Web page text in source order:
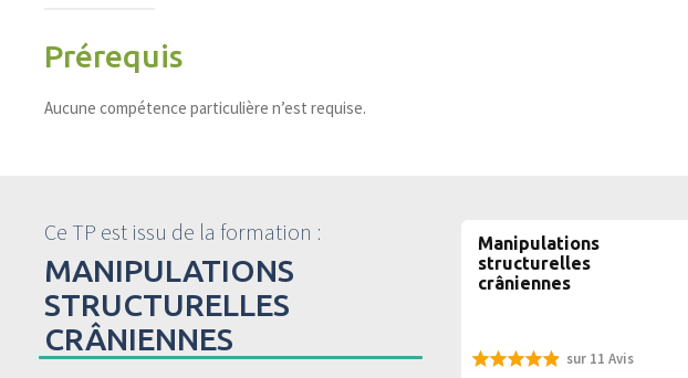
Prérequis
Aucune compétence particulière n’est requise.
Ce TP est issu de la formation :
MANIPULATIONS
STRUCTURELLES
CRÂNIENNES
Manipulations
structurelles
crâniennes
sur 11 Avis